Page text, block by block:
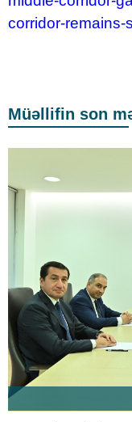
corridor-remains-
Müəllifin son